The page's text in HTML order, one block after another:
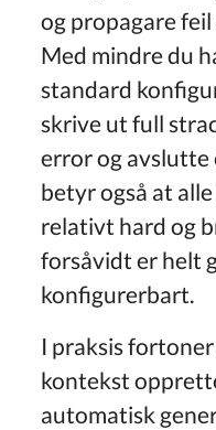
og propagare
Med mindre du
standard
skrive ut full
error og avslutte
betyr også at
relativt hard og
forsåvidt er helt
konfigurerbart.
I praksis
kontekst
automatisk